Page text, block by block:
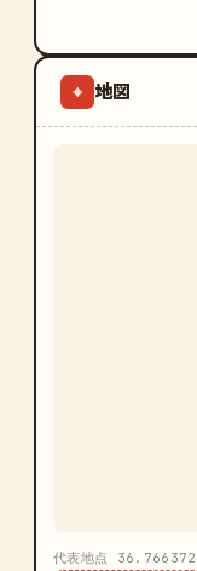
⌖ 地図
代表地点